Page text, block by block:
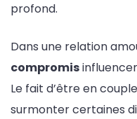
profond.
Dans une relation
compromis
Le fait d’être en
surmonter certaines